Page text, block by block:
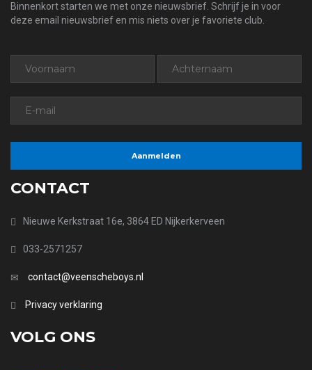
Binnenkort starten we met onze nieuwsbrief. Schrijf je in voor
deze email nieuwsbrief en mis niets over je favoriete club.
CONTACT
Nieuwe Kerkstraat 16e, 3864 ED Nijkerkerveen
033-2571257
contact@veenscheboys.nl
Privacy verklaring
VOLG ONS